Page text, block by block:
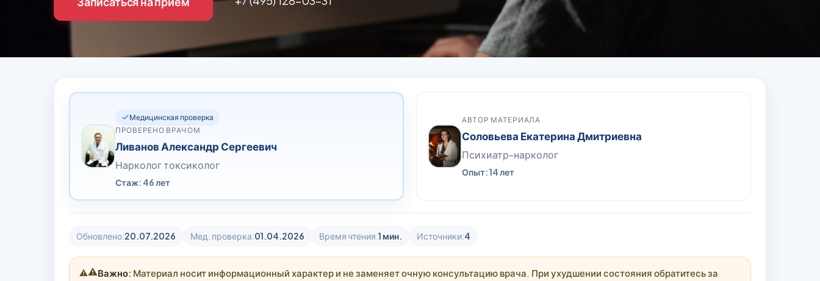
Медицинская проверка
ПРОВЕРЕНО ВРАЧОМ
Ливанов Александр Сергеевич
Нарколог токсиколог
Стаж: 46 лет
АВТОР МАТЕРИАЛА
Соловьева Екатерина Дмитриевна
Психиатр-нарколог
Опыт: 14 лет
Обновлено:20.07.2026 Мед. проверка:01.04.2026 Время чтения:1 мин. Источники:4
⚠️Важно: Материал носит информационный характер и не заменяет очную консультацию врача. При ухудшении состояния обратитесь за